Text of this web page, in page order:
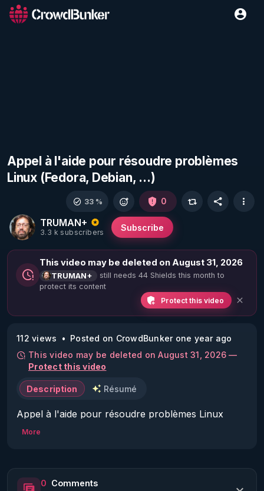
Appel à l'aide pour résoudre problèmes
Linux (Fedora, Debian, ...)
TRUMAN+
3.3 k subscribers
Subscribe
33 % 0
This video may be deleted on August 31, 2026
TRUMAN+
still needs 44 Shields this month to
protect its content
Protect this video
112 views
Posted on CrowdBunker one year ago
This video may be deleted on August 31, 2026 —
Protect this video
Description Résumé
Appel à l'aide pour résoudre problèmes Linux
(Fedora, Debian, ...).
More
0 Comments